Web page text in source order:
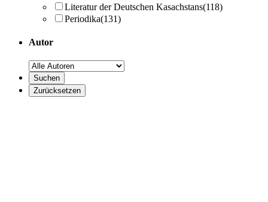
Literatur der Deutschen Kasachstans(118)
Periodika(131)
Autor